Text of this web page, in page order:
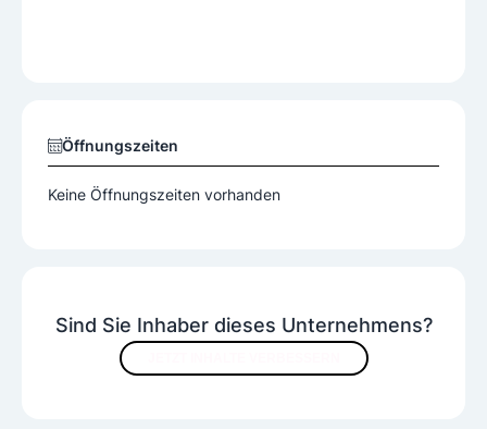
Sind Sie Inhaber dieses Unternehmens?
Öffnungszeiten
Keine Öffnungszeiten vorhanden